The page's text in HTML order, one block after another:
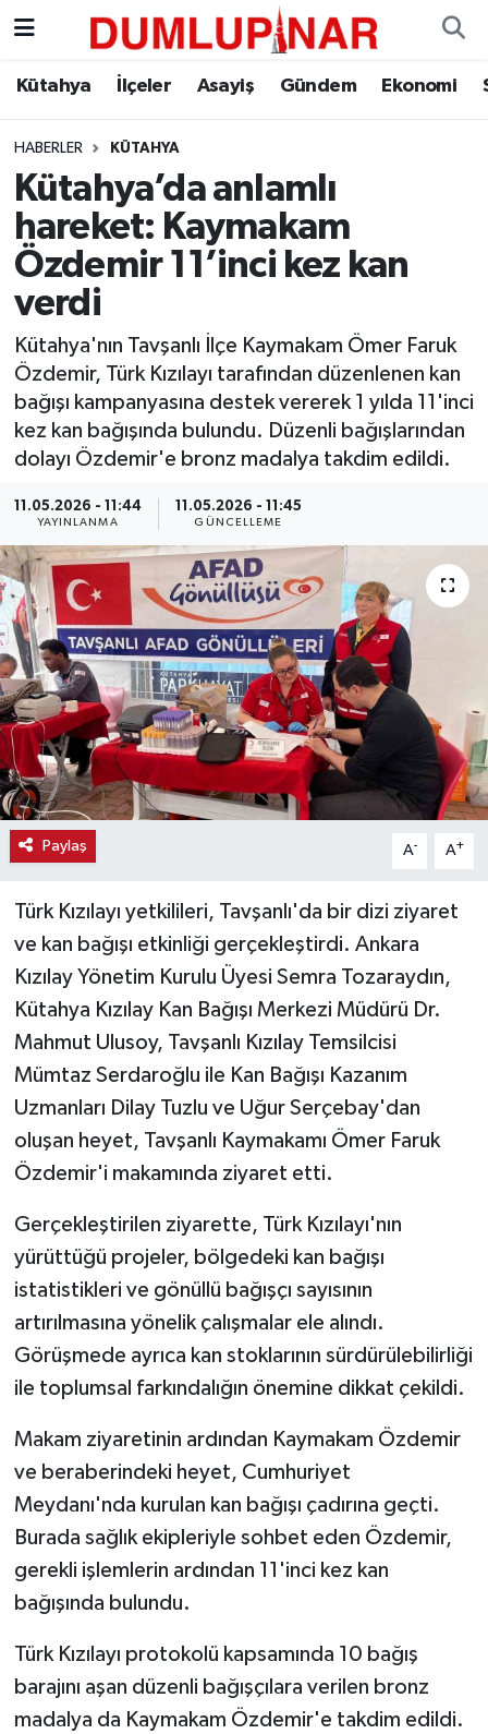
Kütahya İlçeler Asayiş Gündem Ekonomi
HABERLER KÜTAHYA
Kütahya’da anlamlı
hareket: Kaymakam
Özdemir 11’inci kez kan
verdi
Kütahya'nın Tavşanlı İlçe Kaymakam Ömer Faruk
Özdemir, Türk Kızılayı tarafından düzenlenen kan
bağışı kampanyasına destek vererek 1 yılda 11'inci
kez kan bağışında bulundu. Düzenli bağışlarından
dolayı Özdemir'e bronz madalya takdim edildi.
11.05.2026 - 11:44
YAYINLANMA
11.05.2026 - 11:45
GÜNCELLEME
Paylaş A- A+
Türk Kızılayı yetkilileri, Tavşanlı'da bir dizi ziyaret
ve kan bağışı etkinliği gerçekleştirdi. Ankara
Kızılay Yönetim Kurulu Üyesi Semra Tozaraydın,
Kütahya Kızılay Kan Bağışı Merkezi Müdürü Dr.
Mahmut Ulusoy, Tavşanlı Kızılay Temsilcisi
Mümtaz Serdaroğlu ile Kan Bağışı Kazanım
Uzmanları Dilay Tuzlu ve Uğur Serçebay'dan
oluşan heyet, Tavşanlı Kaymakamı Ömer Faruk
Özdemir'i makamında ziyaret etti.
Gerçekleştirilen ziyarette, Türk Kızılayı'nın
yürüttüğü projeler, bölgedeki kan bağışı
istatistikleri ve gönüllü bağışçı sayısının
artırılmasına yönelik çalışmalar ele alındı.
Görüşmede ayrıca kan stoklarının sürdürülebilirliği
ile toplumsal farkındalığın önemine dikkat çekildi.
Makam ziyaretinin ardından Kaymakam Özdemir
ve beraberindeki heyet, Cumhuriyet
Meydanı'nda kurulan kan bağışı çadırına geçti.
Burada sağlık ekipleriyle sohbet eden Özdemir,
gerekli işlemlerin ardından 11'inci kez kan
bağışında bulundu.
Türk Kızılayı protokolü kapsamında 10 bağış
barajını aşan düzenli bağışçılara verilen bronz
madalya da Kaymakam Özdemir'e takdim edildi.
Asayiş
Diğer
Dünya
Eğitim
Ekonomi
Eleman
Emlak
Gündem
Haber
Haber İlanlar
Kültür-Sanat
Magazin
Resmi İlanlar
Sağlık
Seri İlan
Siyaset
Spor
Vasıta
Vefat Haberleri
Kütahya Hava Durumu
Kütahya Trafik Yoğunluk Haritası
Süper Lig Puan Durumu ve Fikstür
Tüm Manşetler
Son Dakika Haberleri
Haber Arşivi